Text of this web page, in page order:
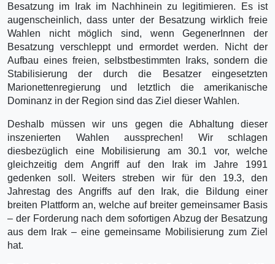
Besatzung im Irak im Nachhinein zu legitimieren. Es ist
augenscheinlich, dass unter der Besatzung wirklich freie
Wahlen nicht möglich sind, wenn GegenerInnen der
Besatzung verschleppt und ermordet werden. Nicht der
Aufbau eines freien, selbstbestimmten Iraks, sondern die
Stabilisierung der durch die Besatzer eingesetzten
Marionettenregierung und letztlich die amerikanische
Dominanz in der Region sind das Ziel dieser Wahlen.
Deshalb müssen wir uns gegen die Abhaltung dieser
inszenierten Wahlen aussprechen! Wir schlagen
diesbezüglich eine Mobilisierung am 30.1 vor, welche
gleichzeitig dem Angriff auf den Irak im Jahre 1991
gedenken soll. Weiters streben wir für den 19.3, den
Jahrestag des Angriffs auf den Irak, die Bildung einer
breiten Plattform an, welche auf breiter gemeinsamer Basis
– der Forderung nach dem sofortigen Abzug der Besatzung
aus dem Irak – eine gemeinsame Mobilisierung zum Ziel
hat.